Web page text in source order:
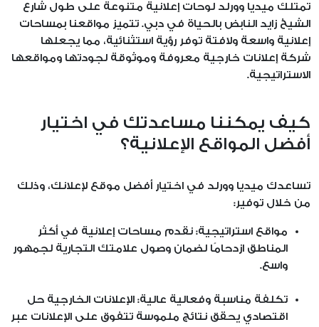
تمتلك ميديا وورلد لوحات إعلانية متنوعة على طول شارع
الشيخ زايد النابض بالحياة في دبي. تتميز مواقعنا بمساحات
إعلانية واسعة ولافتة توفر رؤية استثنائية، مما يجعلها
شركة إعلانات خارجية معروفة وموثوقة لجودتها ومواقعها
الاستراتيجية.
كيف يمكننا مساعدتك في اختيار
أفضل المواقع الإعلانية؟
تساعدك ميديا وورلد في اختيار أفضل موقع لإعلانك، وذلك
من خلال توفير:
مواقع استراتيجية: نقدم مساحات إعلانية في أكثر
المناطق ازدحامًا لضمان وصول علامتك التجارية لجمهور
واسع.
تكلفة مناسبة وفعالية عالية: الإعلانات الخارجية حل
اقتصادي يحقق نتائج ملموسة تتفوق على الإعلانات عبر